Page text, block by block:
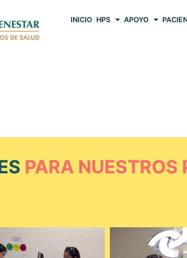
INICIO HPS APOYO
PARA NUESTROS